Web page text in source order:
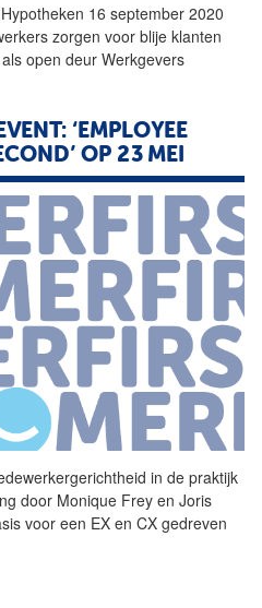
16 september 2020
zorgen voor blije klanten
open deur Werkgevers
‘EMPLOYEE
OP 23 MEI
in de praktijk
door Monique Frey en Joris
voor een EX en CX gedreven